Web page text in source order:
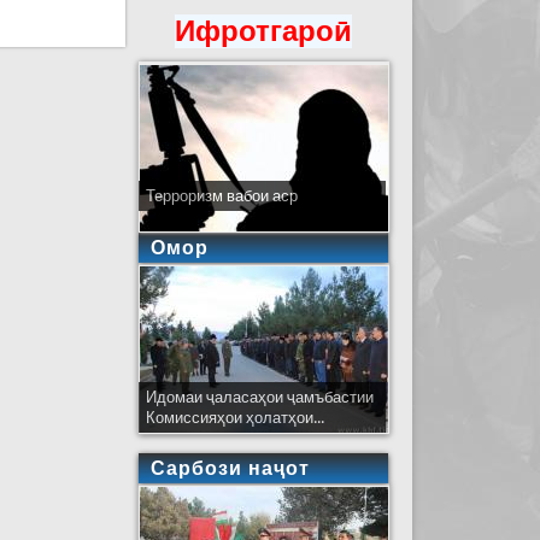
лахтшавии хун бошад
Ифротгароӣ
Терроризм вабои аср
Омор
Идомаи ҷаласаҳои ҷамъбастии
Комиссияҳои ҳолатҳои...
Сарбози наҷот